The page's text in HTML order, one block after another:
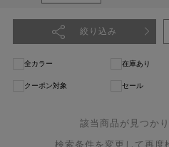
絞り込み
全カラー 在庫あり
クーポン対象 セール
該当商品が見つか
検索条件を変更して再度